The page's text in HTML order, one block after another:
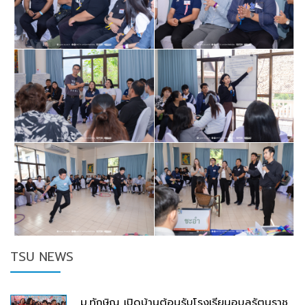
TSU NEWS
ม.ทักษิณ เปิดบ้านต้อนรับโรงเรียนอุบลรัตนราช